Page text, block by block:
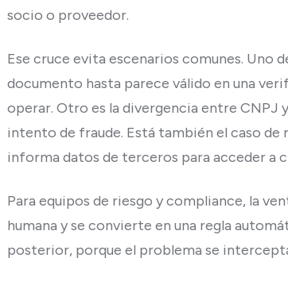
socio o proveedor.
Ese cruce evita escenarios comunes. Uno
documento hasta parece válido en una
operar. Otro es la divergencia entre CNPJ
intento de fraude. Está también el caso de
informa datos de terceros para acceder a
Para equipos de riesgo y compliance, la
humana y se convierte en una regla
posterior, porque el problema se